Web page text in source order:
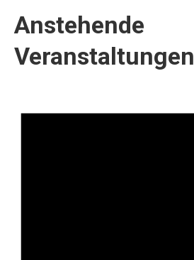
Anstehende
Veranstaltungen